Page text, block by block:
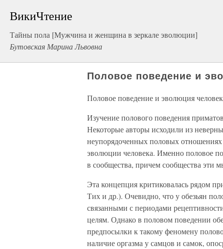
ВикиЧтение
Тайны пола [Мужчина и женщина в зеркале эволюции]
Бутовская Марина Львовна
Половое поведение и
Половое поведение и эволюция
Изучение полового поведения
Некоторые авторы исходили из
неупорядоченных половых
эволюции человека. Именно половое
в сообщества, причем сообщества эти
Эта концепция критиковалась рядом
Тих и др.). Очевидно, что у обезьян
связанными с периодами
целям. Однако в половом поведении
предпосылки к такому феномену
наличие оргазма у самцов и самок,